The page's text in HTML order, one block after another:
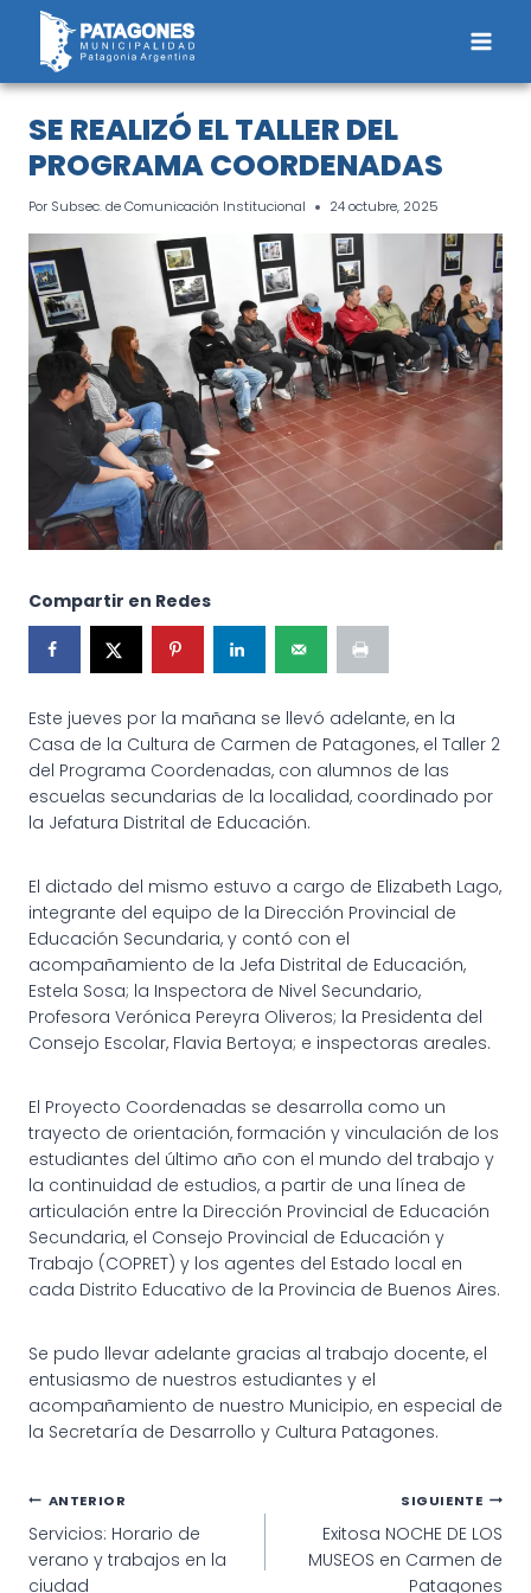
Saltar
contenido
SE REALIZÓ EL TALLER DEL
PROGRAMA COORDENADAS
Por Subsec. de Comunicación Institucional 24 octubre, 2025
Compartir en Redes
Este jueves por la mañana se llevó adelante, en la
Casa de la Cultura de Carmen de Patagones, el Taller 2
del Programa Coordenadas, con alumnos de las
escuelas secundarias de la localidad, coordinado por
la Jefatura Distrital de Educación.
El dictado del mismo estuvo a cargo de Elizabeth Lago,
integrante del equipo de la Dirección Provincial de
Educación Secundaria, y contó con el
acompañamiento de la Jefa Distrital de Educación,
Estela Sosa; la Inspectora de Nivel Secundario,
Profesora Verónica Pereyra Oliveros; la Presidenta del
Consejo Escolar, Flavia Bertoya; e inspectoras areales.
El Proyecto Coordenadas se desarrolla como un
trayecto de orientación, formación y vinculación de los
estudiantes del último año con el mundo del trabajo y
la continuidad de estudios, a partir de una línea de
articulación entre la Dirección Provincial de Educación
Secundaria, el Consejo Provincial de Educación y
Trabajo (COPRET) y los agentes del Estado local en
cada Distrito Educativo de la Provincia de Buenos Aires.
Se pudo llevar adelante gracias al trabajo docente, el
entusiasmo de nuestros estudiantes y el
acompañamiento de nuestro Municipio, en especial de
la Secretaría de Desarrollo y Cultura Patagones.
Navegación
de
ANTERIOR
Servicios: Horario de
verano y trabajos en la
ciudad
SIGUIENTE
Exitosa NOCHE DE LOS
MUSEOS en Carmen de
Patagones